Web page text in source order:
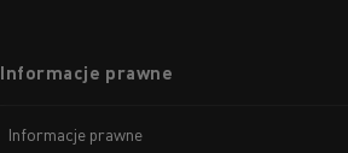
Informacje prawne
Informacje prawne